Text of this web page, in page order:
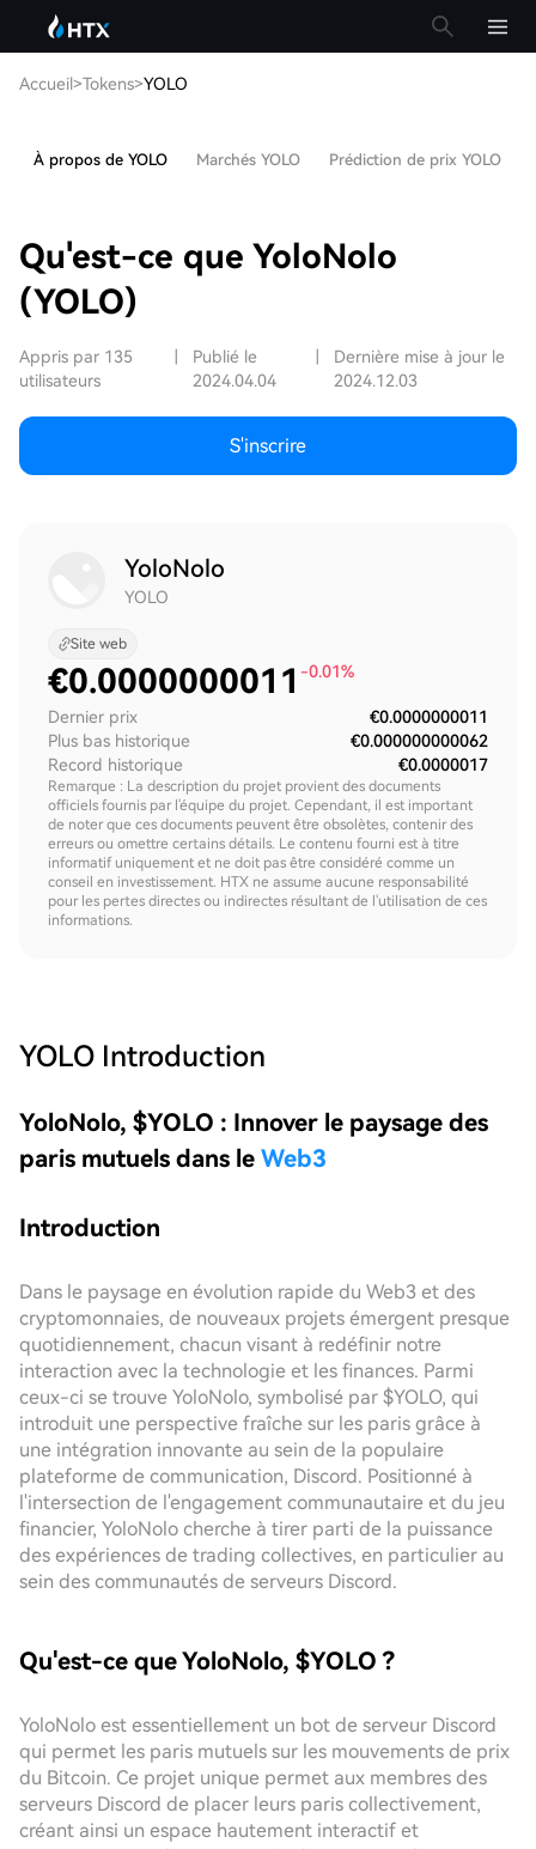
Accueil>Tokens>YOLO
À propos de YOLO Marchés YOLO Prédiction de prix YOLO
Qu'est-ce que YoloNolo
(YOLO)
Appris par 135
utilisateurs
Publié le
2024.04.04
Dernière mise à jour le
2024.12.03
S'inscrire
YoloNolo
YOLO
Site web
€0.0000000011 -0.01%
Dernier prix
€0.0000000011
Plus bas historique
€0.000000000062
Record historique
€0.0000017
Remarque : La description du projet provient des documents
officiels fournis par l'équipe du projet. Cependant, il est important
de noter que ces documents peuvent être obsolètes, contenir des
erreurs ou omettre certains détails. Le contenu fourni est à titre
informatif uniquement et ne doit pas être considéré comme un
conseil en investissement. HTX ne assume aucune responsabilité
pour les pertes directes ou indirectes résultant de l'utilisation de ces
informations.
YOLO Introduction
YoloNolo, $YOLO : Innover le paysage des
paris mutuels dans le Web3
Introduction
Dans le paysage en évolution rapide du Web3 et des
cryptomonnaies, de nouveaux projets émergent presque
quotidiennement, chacun visant à redéfinir notre
interaction avec la technologie et les finances. Parmi
ceux-ci se trouve YoloNolo, symbolisé par $YOLO, qui
introduit une perspective fraîche sur les paris grâce à
une intégration innovante au sein de la populaire
plateforme de communication, Discord. Positionné à
l'intersection de l'engagement communautaire et du jeu
financier, YoloNolo cherche à tirer parti de la puissance
des expériences de trading collectives, en particulier au
sein des communautés de serveurs Discord.
Qu'est-ce que YoloNolo, $YOLO ?
YoloNolo est essentiellement un bot de serveur Discord
qui permet les paris mutuels sur les mouvements de prix
du Bitcoin. Ce projet unique permet aux membres des
serveurs Discord de placer leurs paris collectivement,
créant ainsi un espace hautement interactif et